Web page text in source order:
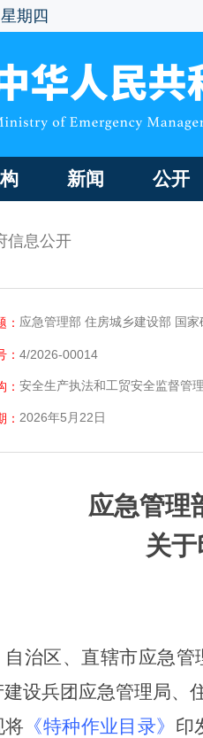
期四
新闻 公开
信息公开
： 应急管理部 住房城乡建设部 国
： 4/2026-00014
： 安全生产执法和工贸安全监督管
： 2026年5月22日
应急管理
关
自治区、直辖市应急
设兵团应急管理局、
将 《特种作业目录》 印